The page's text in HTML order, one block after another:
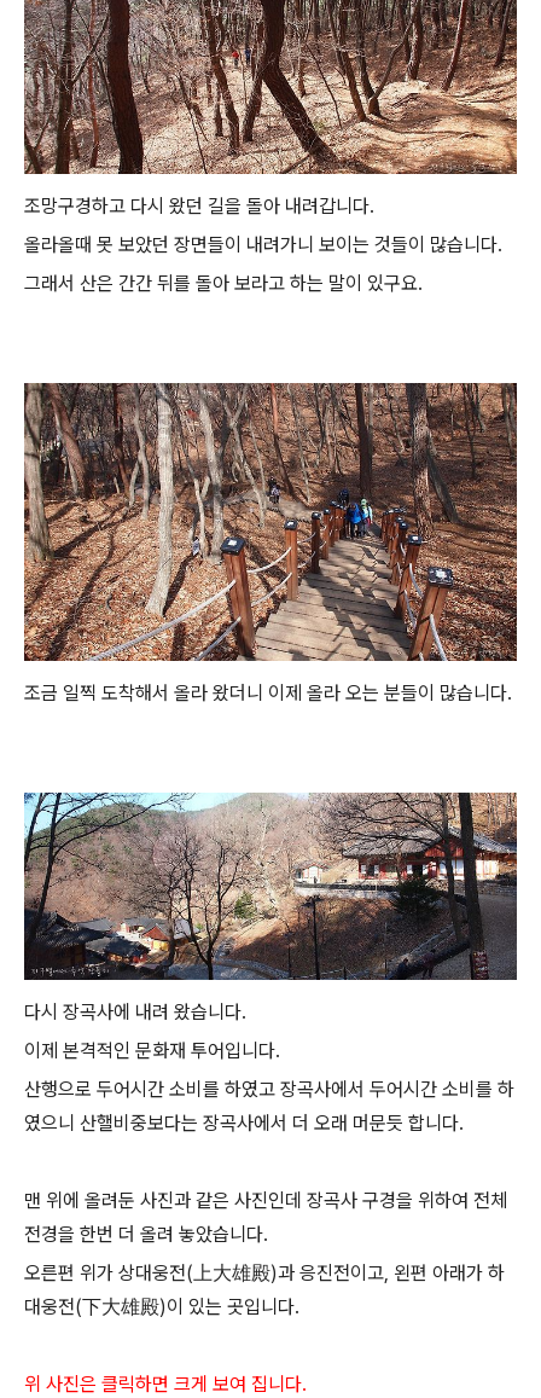
조망구경하고 다시 왔던 길을 돌아 내려갑니다.
올라올때 못 보았던 장면들이 내려가니 보이는 것들이 많습니다.
그래서 산은 간간 뒤를 돌아 보라고 하는 말이 있구요.
조금 일찍 도착해서 올라 왔더니 이제 올라 오는 분들이 많습니다.
다시 장곡사에 내려 왔습니다.
이제 본격적인 문화재 투어입니다.
산행으로 두어시간 소비를 하였고 장곡사에서 두어시간 소비를 하
였으니 산핼비중보다는 장곡사에서 더 오래 머문듯 합니다.
맨 위에 올려둔 사진과 같은 사진인데 장곡사 구경을 위하여 전체
전경을 한번 더 올려 놓았습니다.
오른편 위가 상대웅전(上大雄殿)과 응진전이고, 왼편 아래가 하
대웅전(下大雄殿)이 있는 곳입니다.
위 사진은 클릭하면 크게 보여 집니다.